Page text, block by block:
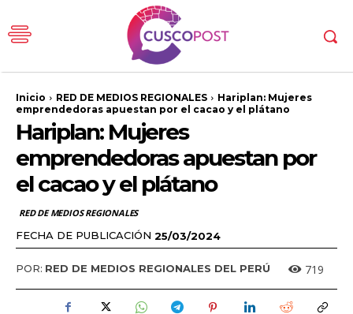
Inicio RED DE MEDIOS REGIONALES
Hariplan: Mujeres
emprendedoras apuestan por el cacao y el plátano
Hariplan: Mujeres
emprendedoras apuestan por
el cacao y el plátano
RED DE MEDIOS REGIONALES
FECHA DE PUBLICACIÓN 25/03/2024
POR: RED DE MEDIOS REGIONALES DEL PERÚ 719